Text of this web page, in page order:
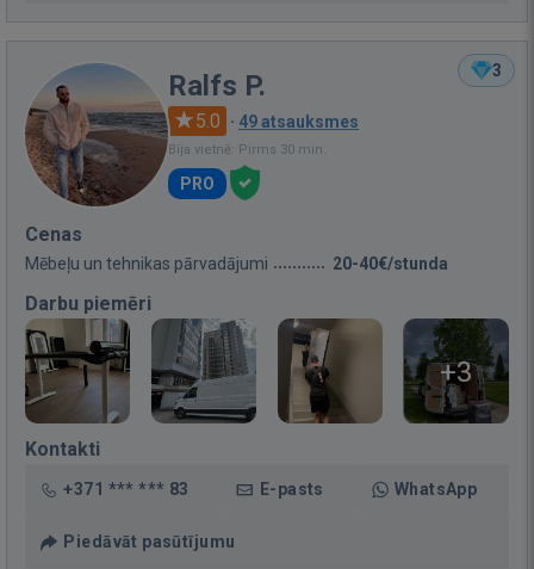
3
Ralfs P.
5.0 · 49 atsauksmes
Bija vietnē: Pirms 30 min.
PRO
Cenas
Mēbeļu un tehnikas pārvadājumi 20-40€/stunda
Darbu piemēri
+3
Kontakti
+371 *** *** 83 E-pasts WhatsApp
Piedāvāt pasūtījumu